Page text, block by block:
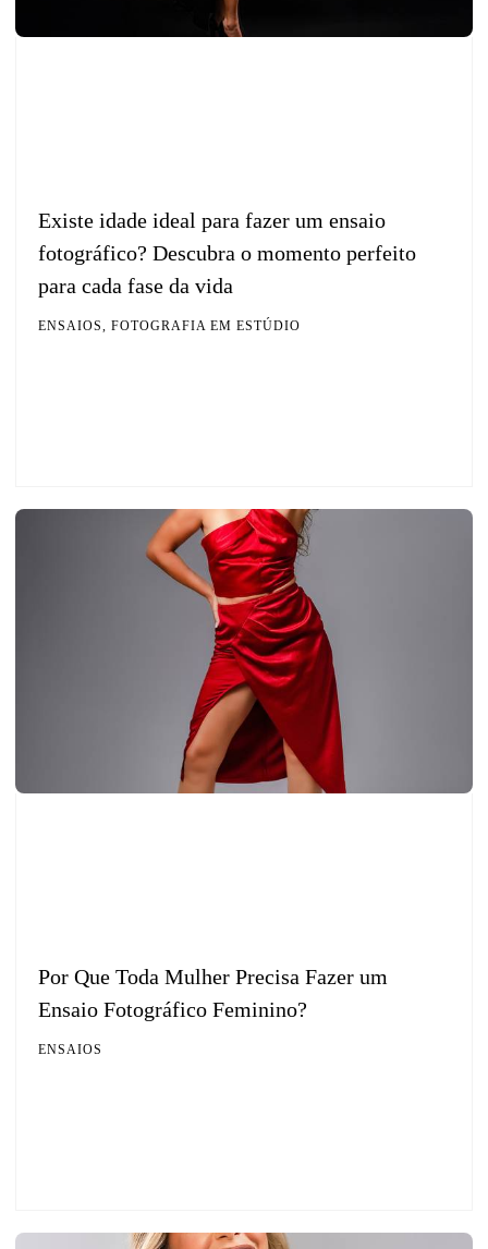
Existe idade ideal para fazer um ensaio
fotográfico? Descubra o momento perfeito
para cada fase da vida
ENSAIOS, FOTOGRAFIA EM ESTÚDIO
Por Que Toda Mulher Precisa Fazer um
Ensaio Fotográfico Feminino?
ENSAIOS